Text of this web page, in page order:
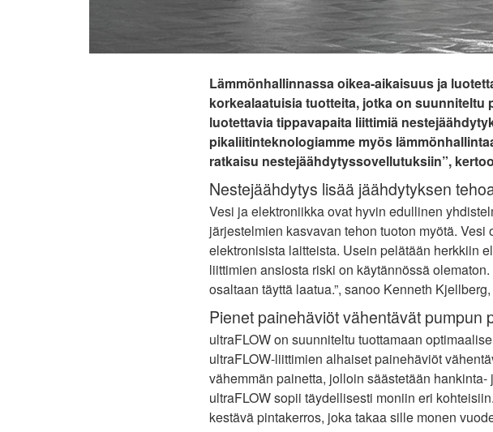
Lämmönhallinnassa oikea-aikaisuus ja
korkealaatuisia tuotteita, jotka on suunniteltu
luotettavia tippavapaita liittimiä
pikaliitinteknologiamme myös
ratkaisu nestejäähdytyssovellutuksiin”,
Nestejäähdytys lisää jäähdytyksen
Vesi ja elektroniikka ovat hyvin edullinen
järjestelmien kasvavan tehon tuoton myötä.
elektronisista laitteista. Usein pelätään herkkiin
liittimien ansiosta riski on käytännössä
osaltaan täyttä laatua.”, sanoo Kenneth
Pienet painehäviöt vähentävät pumpun
ultraFLOW on suunniteltu tuottamaan
ultraFLOW-liittimien alhaiset painehäviöt
vähemmän painetta, jolloin säästetään
ultraFLOW sopii täydellisesti moniin eri
kestävä pintakerros, joka takaa sille monen